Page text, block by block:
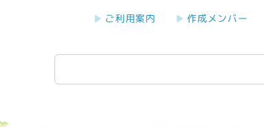
ご利用案内 作成メンバー
検
索